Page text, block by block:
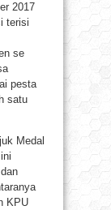
2017
terisi
se
pesta
satu
Medal
KPU